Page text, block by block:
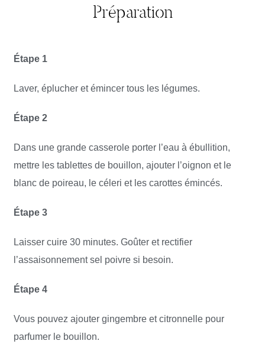
Préparation
Étape 1
Laver, éplucher et émincer tous les légumes.
Étape 2
Dans une grande casserole porter l’eau à ébullition,
mettre les tablettes de bouillon, ajouter l’oignon et le
blanc de poireau, le céleri et les carottes émincés.
Étape 3
Laisser cuire 30 minutes. Goûter et rectifier
l’assaisonnement sel poivre si besoin.
Étape 4
Vous pouvez ajouter gingembre et citronnelle pour
parfumer le bouillon.